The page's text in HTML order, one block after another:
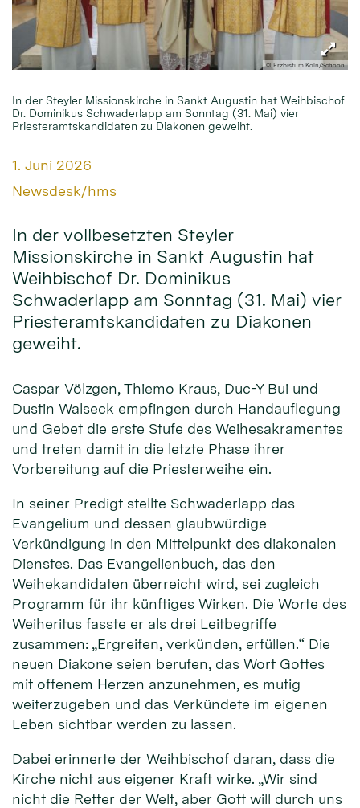
© Erzbistum Köln/Schoon
In der Steyler Missionskirche in Sankt Augustin hat Weihbischof
Dr. Dominikus Schwaderlapp am Sonntag (31. Mai) vier
Priesteramtskandidaten zu Diakonen geweiht.
Datum:
1. Juni 2026
Von:
Newsdesk/hms
In der vollbesetzten Steyler
Missionskirche in Sankt Augustin hat
Weihbischof Dr. Dominikus
Schwaderlapp am Sonntag (31. Mai) vier
Priesteramtskandidaten zu Diakonen
geweiht.
Caspar Völzgen, Thiemo Kraus, Duc-Y Bui und
Dustin Walseck empfingen durch Handauflegung
und Gebet die erste Stufe des Weihesakramentes
und treten damit in die letzte Phase ihrer
Vorbereitung auf die Priesterweihe ein.
In seiner Predigt stellte Schwaderlapp das
Evangelium und dessen glaubwürdige
Verkündigung in den Mittelpunkt des diakonalen
Dienstes. Das Evangelienbuch, das den
Weihekandidaten überreicht wird, sei zugleich
Programm für ihr künftiges Wirken. Die Worte des
Weiheritus fasste er als drei Leitbegriffe
zusammen: „Ergreifen, verkünden, erfüllen.“ Die
neuen Diakone seien berufen, das Wort Gottes
mit offenem Herzen anzunehmen, es mutig
weiterzugeben und das Verkündete im eigenen
Leben sichtbar werden zu lassen.
Dabei erinnerte der Weihbischof daran, dass die
Kirche nicht aus eigener Kraft wirke. „Wir sind
nicht die Retter der Welt, aber Gott will durch uns